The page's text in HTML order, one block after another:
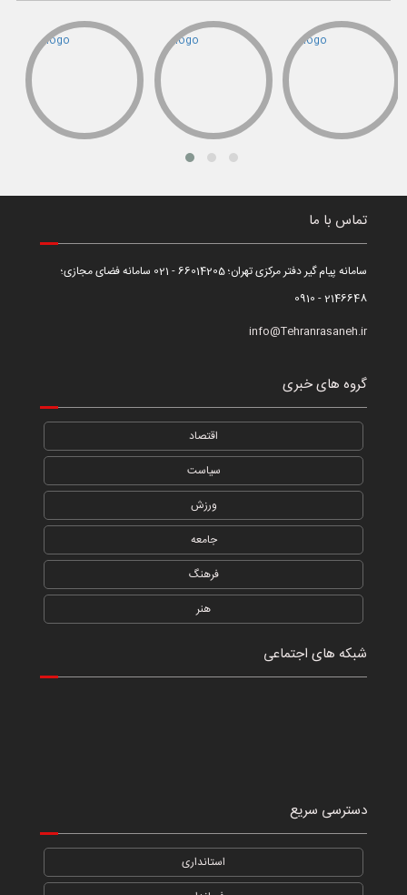
تماس با ما
سامانه پیام گیر دفتر مرکزی تهران؛ 66014205 - 021 سامانه فضای مجازی؛
2146648 - 0910
info@Tehranrasaneh.ir
گروه های خبری
اقتصاد
سیاست
ورزش
جامعه
فرهنگ
هنر
شبکه های اجتماعی
دسترسی سریع
استانداری